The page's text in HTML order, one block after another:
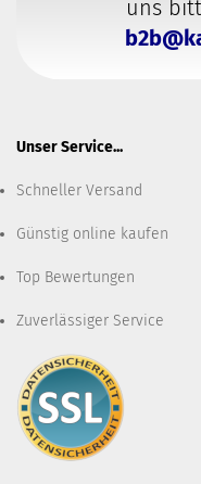
uns
Unser Service...
Schneller Versand
Günstig online kaufen
Top Bewertungen
Zuverlässiger Service